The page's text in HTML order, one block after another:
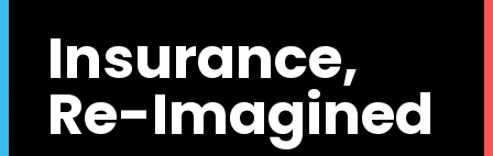
Insurance,
Re-Imagined